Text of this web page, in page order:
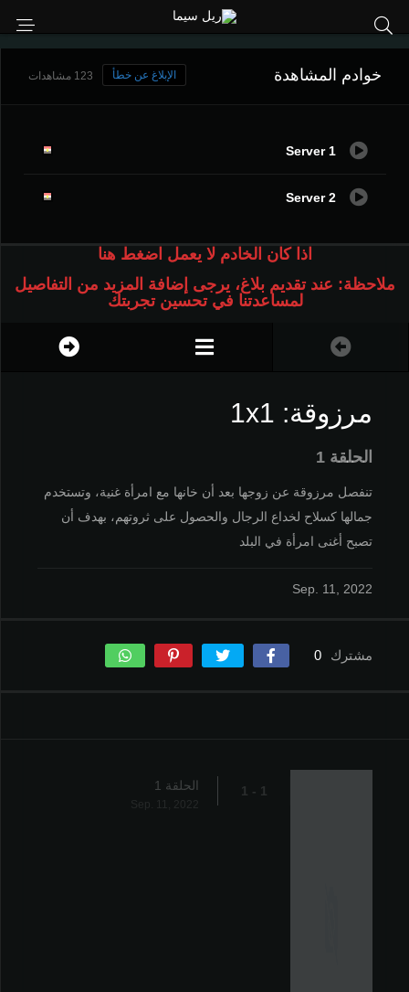
خوادم المشاهدة 123 مشاهدات الإبلاغ عن خطأ
Server 1
Server 2
اذا كان الخادم لا يعمل اضغط هنا
ملاحظة: عند تقديم بلاغ، يرجى إضافة المزيد من التفاصيل
لمساعدتنا في تحسين تجربتك
مرزوقة: 1x1
الحلقة 1
تنفصل مرزوقة عن زوجها بعد أن خانها مع امرأة غنية، وتستخدم
جمالها كسلاح لخداع الرجال والحصول على ثروتهم، بهدف أن
تصبح أغنى امرأة في البلد
Sep. 11, 2022
مشترك 0
1 - 1 الحلقة 1